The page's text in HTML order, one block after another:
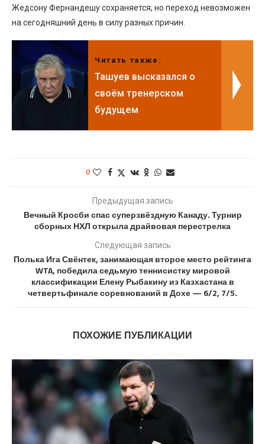
Жедсону Фернандешу сохраняется, но переход невозможен
на сегодняшний день в силу разных причин.
Читать также:
Ташуев высказался о
своём тренерском
будущем
0
Предыдущая запись
Вечный Кросби спас суперзвёздную Канаду. Турнир
сборных НХЛ открыла драйвовая перестрелка
Следующая запись
Полька Ига Свёнтек, занимающая второе место рейтинга
WTA, победила седьмую теннисистку мировой
классификации Елену Рыбакину из Казхастана в
четвертьфинале соревнований в Дохе — 6/2, 7/5.
ПОХОЖИЕ ПУБЛИКАЦИИ